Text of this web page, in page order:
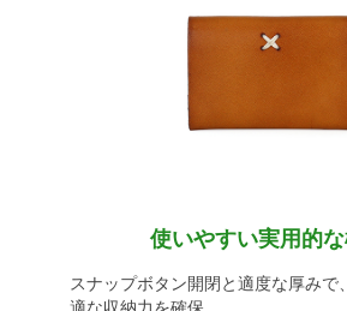
使いやすい実用的
スナップボタン開閉と適度な厚みで
適な収納力を確保